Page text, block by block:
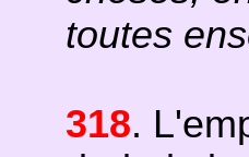
toutes
318.